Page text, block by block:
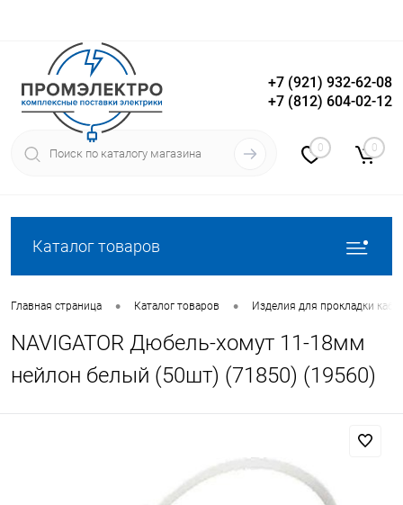
Вход Регистрация
+7 (921) 932-62-08
+7 (812) 604-02-12
0 0
Каталог товаров
Главная страница • Каталог товаров • Изделия для прокладки
NAVIGATOR Дюбель-хомут 11-18мм
нейлон белый (50шт) (71850) (19560)